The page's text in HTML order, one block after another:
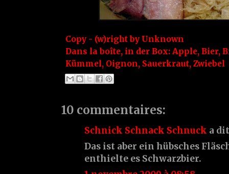
Copy - (w)right by Unknown
Dans la boîte, in der Box: Apple, Bier,
Kümmel, Oignon, Sauerkraut, Zwiebel
10 commentaires:
Schnick Schnack Schnuck a
Das ist aber ein hübsches
enthielte es Schwarzbier.